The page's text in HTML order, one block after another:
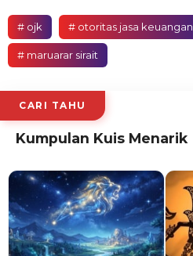
# ojk # otoritas jasa keuangan
# maruarar sirait
CARI TAHU
Kumpulan Kuis Menarik